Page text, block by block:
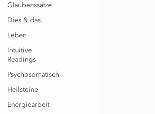
Glaubenssätze
Dies & das
Leben
Intuitive
Readings
Psychosomatisch
Heilsteine
Energiearbeit